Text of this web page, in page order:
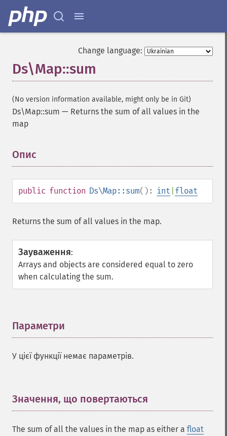
Change language:
Ds\Map::sum
(No version information available, might only be in Git)
Ds\Map::sum — Returns the sum of all values in the
map
Опис
public function Ds\Map::sum(): int float
Returns the sum of all values in the map.
Зауваження:
Arrays and objects are considered equal to zero
when calculating the sum.
Параметри
У цієї функції немає параметрів.
Значення, що повертаються
The sum of all the values in the map as either a float